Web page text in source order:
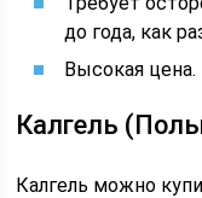
до года, как
Высокая цена.
Калгель
Калгель можно